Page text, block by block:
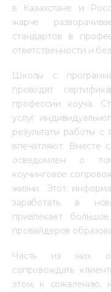
в Казахстане и
жарче
стандартов в
ответственности и
Школы с
проводят
профессии коуча.
услуг
результаты работы
впечатляют. Вместе
осведомлен о
коучинговое
жизни. Этот
заработать в
привлекает
провайдеров
Часть из них
сопровождать
этом, к сожалению,